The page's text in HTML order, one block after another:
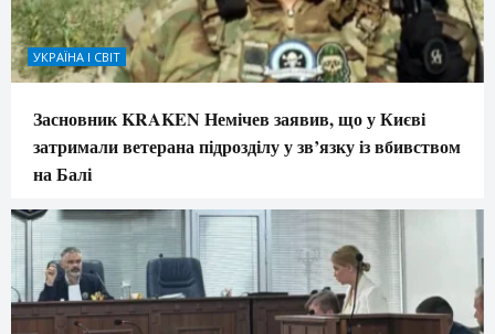
УКРАЇНА І СВІТ
Засновник KRAKEN Немічев заявив, що у Києві
затримали ветерана підрозділу у зв’язку із вбивством
на Балі